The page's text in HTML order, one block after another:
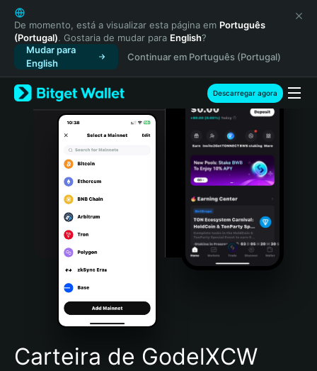
English
日本語
Tiếng Việt
Русский
Español (Latinoamérica)
Türkçe
Italiano
Português (Portugal)
Bahasa Indonesia
Português (Brasil)
Español (Argentina)
De momento, está a visualizar esta página em Português
(Portugal). Gostaria de mudar para English?
Mudar para
English
Continuar em Português (Portugal)
Descarregar agora
Carteira de GodelXCW